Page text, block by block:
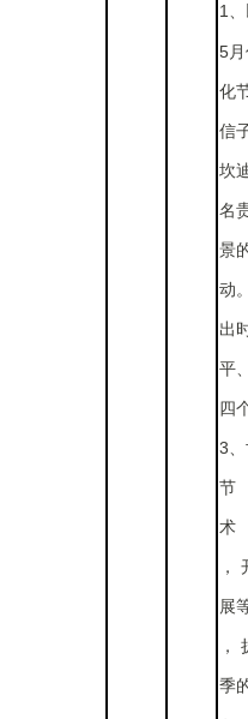
1
5
化
信
坎
名
景
动
出
平
四
3
节
术
，
展
，
季